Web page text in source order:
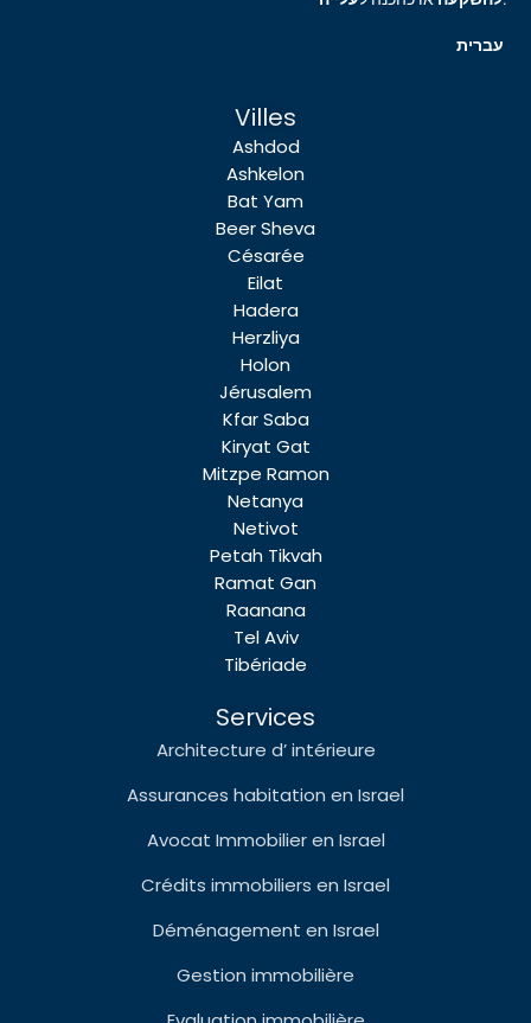
Villes
Ashdod
Ashkelon
Bat Yam
Beer Sheva
Césarée
Eilat
Hadera
Herzliya
Holon
Jérusalem
Kfar Saba
Kiryat Gat
Mitzpe Ramon
Netanya
Netivot
Petah Tikvah
Ramat Gan
Raanana
Tel Aviv
Tibériade
Services
Architecture d’ intérieure
Assurances habitation en Israel
Avocat Immobilier en Israel
Crédits immobiliers en Israel
Déménagement en Israel
Gestion immobilière